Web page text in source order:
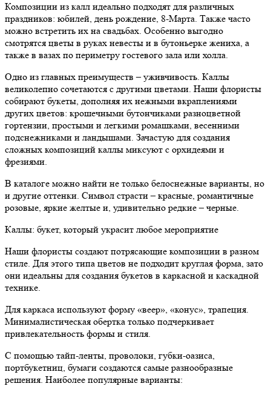
Композиции из калл идеально подходят для различных
праздников: юбилей, день рождение, 8-Марта. Также часто
можно встретить их на свадьбах. Особенно выгодно
смотрятся цветы в руках невесты и в бутоньерке жениха, а
также в вазах по периметру гостевого зала или холла.
Одно из главных преимуществ – уживчивость. Каллы
великолепно сочетаются с другими цветами. Наши флористы
собирают букеты, дополняя их нежными вкраплениями
других цветов: крошечными бутончиками разноцветной
гортензии, простыми и легкими ромашками, весенними
подснежниками и ландышами. Зачастую для создания
сложных композиций каллы миксуют с орхидеями и
фрезиями.
В каталоге можно найти не только белоснежные варианты, но
и другие оттенки. Символ страсти – красные, романтичные
розовые, яркие желтые и, удивительно редкие – черные.
Каллы: букет, который украсит любое мероприятие
Наши флористы создают потрясающие композиции в разном
стиле. Для этого типа цветов не подходит круглая форма, зато
они идеальны для создания букетов в каркасной и каскадной
технике.
Для каркаса используют форму «веер», «конус», трапеция.
Минималистическая обертка только подчеркивает
привлекательность формы и стиля.
С помощью тайп-ленты, проволоки, губки-оазиса,
портбукетниц, бумаги создаются самые разнообразные
решения. Наиболее популярные варианты: